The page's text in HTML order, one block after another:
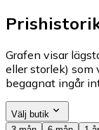
Grafen visar
eller storlek) som
begagnat ingår
Välj butik